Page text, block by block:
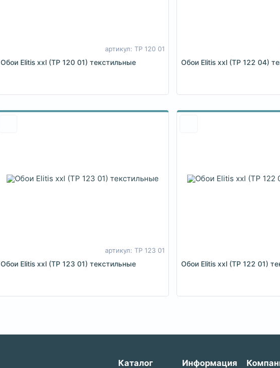
артикул: TP 120 01
Обои Elitis xxl (TP 120 01) текстильные Обои Elitis xxl (TP 122 04)
артикул: TP 123 01
Обои Elitis xxl (TP 123 01) текстильные Обои Elitis xxl (TP 122 01)
Каталог Информация